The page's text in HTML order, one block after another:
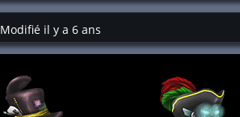
Modifié il y a 6 ans